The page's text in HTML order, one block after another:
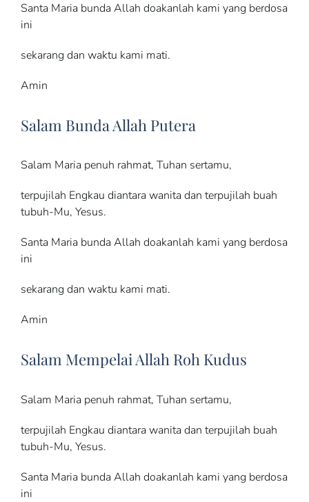
Santa Maria bunda Allah doakanlah kami yang berdosa
ini
sekarang dan waktu kami mati.
Amin
Salam Bunda Allah Putera
Salam Maria penuh rahmat, Tuhan sertamu,
terpujilah Engkau diantara wanita dan terpujilah buah
tubuh-Mu, Yesus.
Santa Maria bunda Allah doakanlah kami yang berdosa
ini
sekarang dan waktu kami mati.
Amin
Salam Mempelai Allah Roh Kudus
Salam Maria penuh rahmat, Tuhan sertamu,
terpujilah Engkau diantara wanita dan terpujilah buah
tubuh-Mu, Yesus.
Santa Maria bunda Allah doakanlah kami yang berdosa
ini